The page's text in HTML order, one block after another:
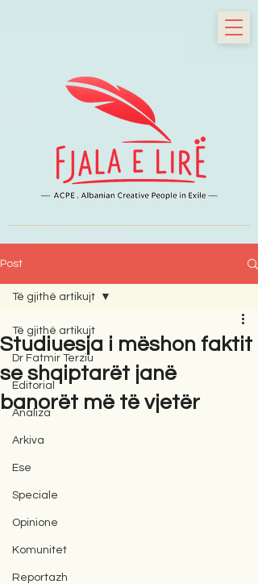
Post
Të gjithë artikujt
Dr Fatmir Terziu
Editorial
Analiza
Arkiva
Ese
Speciale
Opinione
Komunitet
Reportazh
Të gjithë artikujt
Studiuesja i mëshon faktit
se shqiptarët janë
banorët më të vjetër